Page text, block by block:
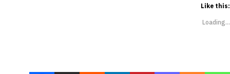
Like this:
Loading...